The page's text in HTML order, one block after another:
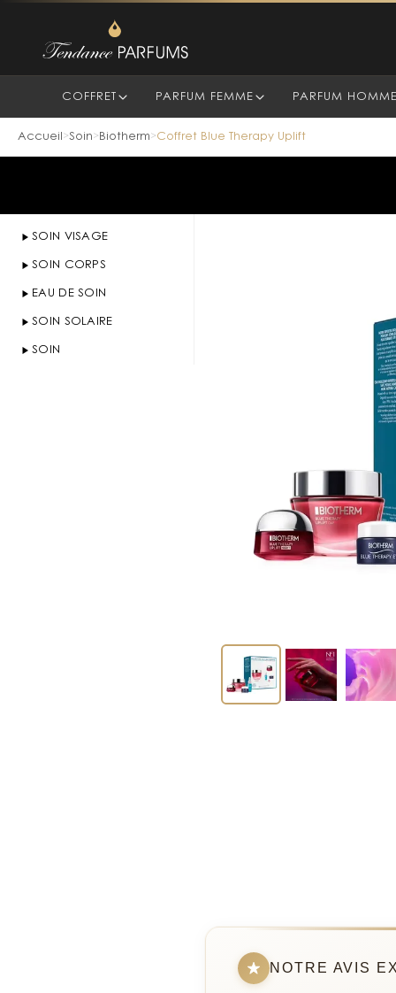
COFFRET PARFUM FEMME PARFUM HOMME
Accueil >Soin> Biotherm>Coffret Blue Therapy Uplift
SOIN VISAGE
SOIN CORPS
EAU DE SOIN
SOIN SOLAIRE
SOIN
NOTRE AVIS